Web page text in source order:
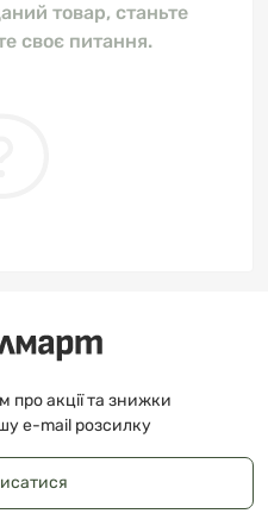
товар, станьте
своє питання.
про акції та знижки
e-mail розсилку